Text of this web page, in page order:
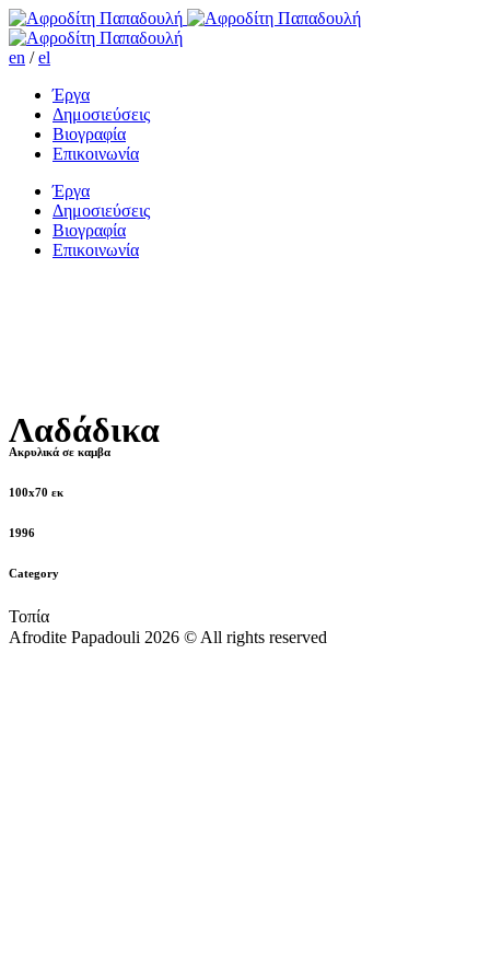
en /el
Έργα
Δημοσιεύσεις
Βιογραφία
Επικοινωνία
Έργα
Δημοσιεύσεις
Βιογραφία
Επικοινωνία
Λαδάδικα
Ακρυλικά σε καμβα
100x70 εκ
1996
Category
Τοπία
Afrodite Papadouli 2026 © All rights reserved